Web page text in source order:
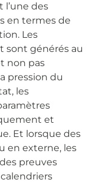
des
en termes de
Les
sont générés au
non pas
pression du
les
et
Et lorsque des
en externe, les
preuves